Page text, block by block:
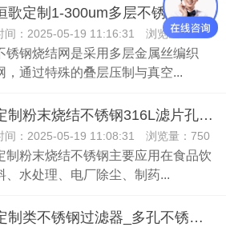
恒歌定制1-300um多层不锈钢网烧结滤管,耐腐蚀纳污量大过滤器滤芯
间：2025-05-19 11:16:31 浏览量：722
锈钢烧结网是采用多层金属丝编织
，通过特殊的叠层压制与真空...
定制粉末烧结不锈钢316L滤片孔径1-120um可选 工业过滤用
间：2025-05-19 11:08:31 浏览量：750
制粉末烧结不锈钢主要应用在食品饮
、水处理、电厂除尘、制药...
定制类不锈钢过滤器_多孔不锈钢烧结滤芯